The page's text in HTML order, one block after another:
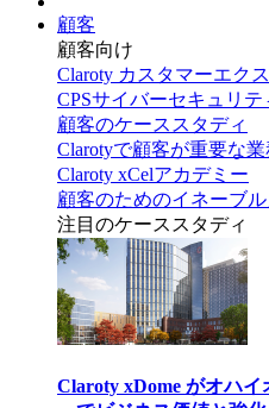
顧客
顧客向け
Claroty カスタマーエク
CPSサイバーセキュリテ
顧客のケーススタディ
Clarotyで顧客が重要な
Claroty xCelアカデミー
顧客のためのイネーブ
注目のケーススタディ
Claroty xDome がオハ